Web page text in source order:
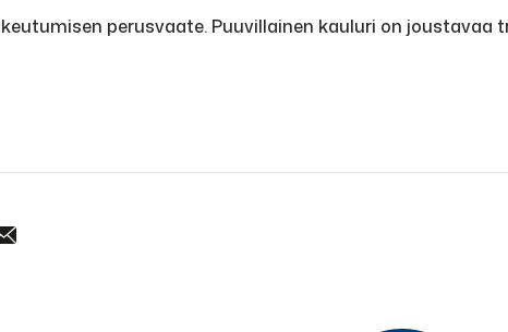
perusvaate. Puuvillainen kauluri on joustavaa